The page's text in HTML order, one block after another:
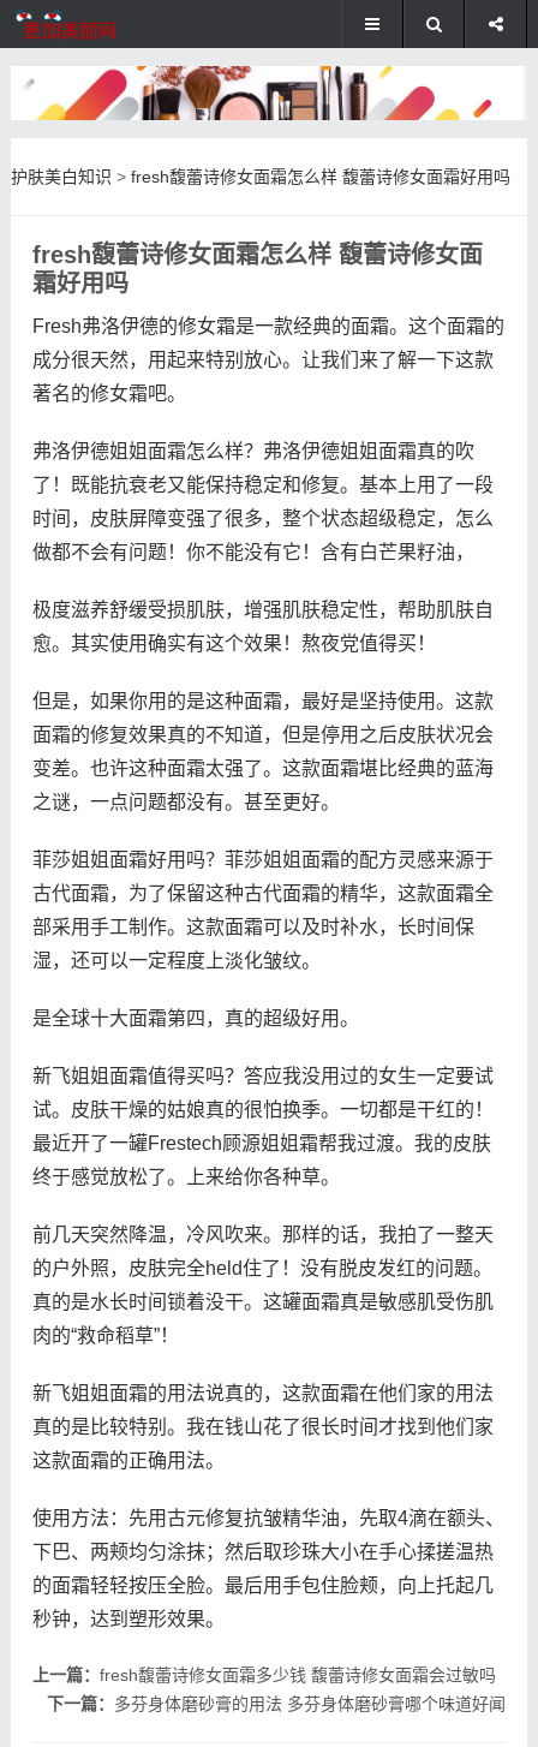
护肤美白知识 > fresh馥蕾诗修女面霜怎么样 馥蕾诗修女面霜好用吗
fresh馥蕾诗修女面霜怎么样 馥蕾诗修女面
霜好用吗
Fresh弗洛伊德的修女霜是一款经典的面霜。这个面霜的
成分很天然，用起来特别放心。让我们来了解一下这款
著名的修女霜吧。
弗洛伊德姐姐面霜怎么样？弗洛伊德姐姐面霜真的吹
了！既能抗衰老又能保持稳定和修复。基本上用了一段
时间，皮肤屏障变强了很多，整个状态超级稳定，怎么
做都不会有问题！你不能没有它！含有白芒果籽油，
极度滋养舒缓受损肌肤，增强肌肤稳定性，帮助肌肤自
愈。其实使用确实有这个效果！熬夜党值得买！
但是，如果你用的是这种面霜，最好是坚持使用。这款
面霜的修复效果真的不知道，但是停用之后皮肤状况会
变差。也许这种面霜太强了。这款面霜堪比经典的蓝海
之谜，一点问题都没有。甚至更好。
菲莎姐姐面霜好用吗？菲莎姐姐面霜的配方灵感来源于
古代面霜，为了保留这种古代面霜的精华，这款面霜全
部采用手工制作。这款面霜可以及时补水，长时间保
湿，还可以一定程度上淡化皱纹。
是全球十大面霜第四，真的超级好用。
新飞姐姐面霜值得买吗？答应我没用过的女生一定要试
试。皮肤干燥的姑娘真的很怕换季。一切都是干红的！
最近开了一罐Frestech顾源姐姐霜帮我过渡。我的皮肤
终于感觉放松了。上来给你各种草。
前几天突然降温，冷风吹来。那样的话，我拍了一整天
的户外照，皮肤完全held住了！没有脱皮发红的问题。
真的是水长时间锁着没干。这罐面霜真是敏感肌受伤肌
肉的“救命稻草”！
新飞姐姐面霜的用法说真的，这款面霜在他们家的用法
真的是比较特别。我在钱山花了很长时间才找到他们家
这款面霜的正确用法。
使用方法：先用古元修复抗皱精华油，先取4滴在额头、
下巴、两颊均匀涂抹；然后取珍珠大小在手心揉搓温热
的面霜轻轻按压全脸。最后用手包住脸颊，向上托起几
秒钟，达到塑形效果。
上一篇： fresh馥蕾诗修女面霜多少钱 馥蕾诗修女面霜会过敏吗
下一篇： 多芬身体磨砂膏的用法 多芬身体磨砂膏哪个味道好闻